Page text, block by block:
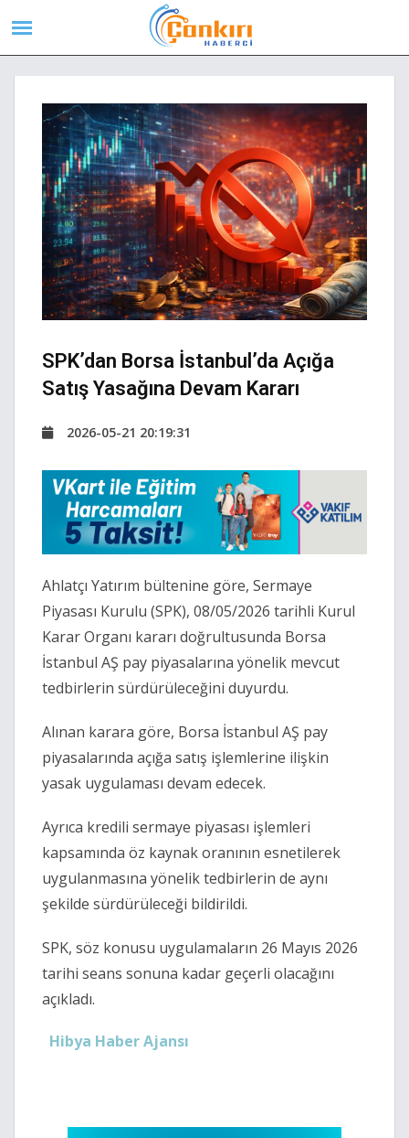
SPK’dan Borsa İstanbul’da Açığa
Satış Yasağına Devam Kararı
2026-05-21 20:19:31
Ahlatçı Yatırım bültenine göre, Sermaye
Piyasası Kurulu (SPK), 08/05/2026 tarihli Kurul
Karar Organı kararı doğrultusunda Borsa
İstanbul AŞ pay piyasalarına yönelik mevcut
tedbirlerin sürdürüleceğini duyurdu.
Alınan karara göre, Borsa İstanbul AŞ pay
piyasalarında açığa satış işlemlerine ilişkin
yasak uygulaması devam edecek.
Ayrıca kredili sermaye piyasası işlemleri
kapsamında öz kaynak oranının esnetilerek
uygulanmasına yönelik tedbirlerin de aynı
şekilde sürdürüleceği bildirildi.
SPK, söz konusu uygulamaların 26 Mayıs 2026
tarihi seans sonuna kadar geçerli olacağını
açıkladı.
Hibya Haber Ajansı